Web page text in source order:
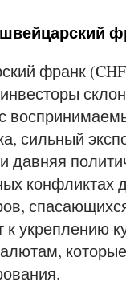
франк
сильный
давняя
к укреплению